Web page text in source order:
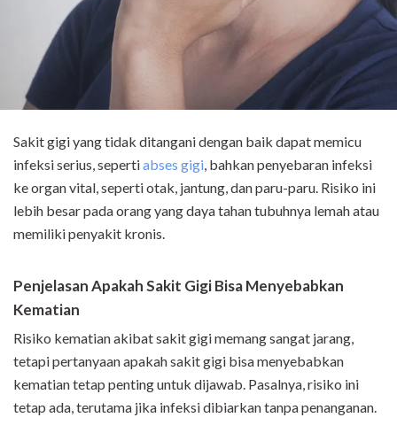
Sakit gigi yang tidak ditangani dengan baik dapat memicu
infeksi serius, sepertiabses gigi , bahkan penyebaran infeksi
ke organ vital, seperti otak, jantung, dan paru-paru. Risiko ini
lebih besar pada orang yang daya tahan tubuhnya lemah atau
memiliki penyakit kronis.
Penjelasan Apakah Sakit Gigi Bisa Menyebabkan
Kematian
Risiko kematian akibat sakit gigi memang sangat jarang,
tetapi pertanyaan apakah sakit gigi bisa menyebabkan
kematian tetap penting untuk dijawab. Pasalnya, risiko ini
tetap ada, terutama jika infeksi dibiarkan tanpa penanganan.